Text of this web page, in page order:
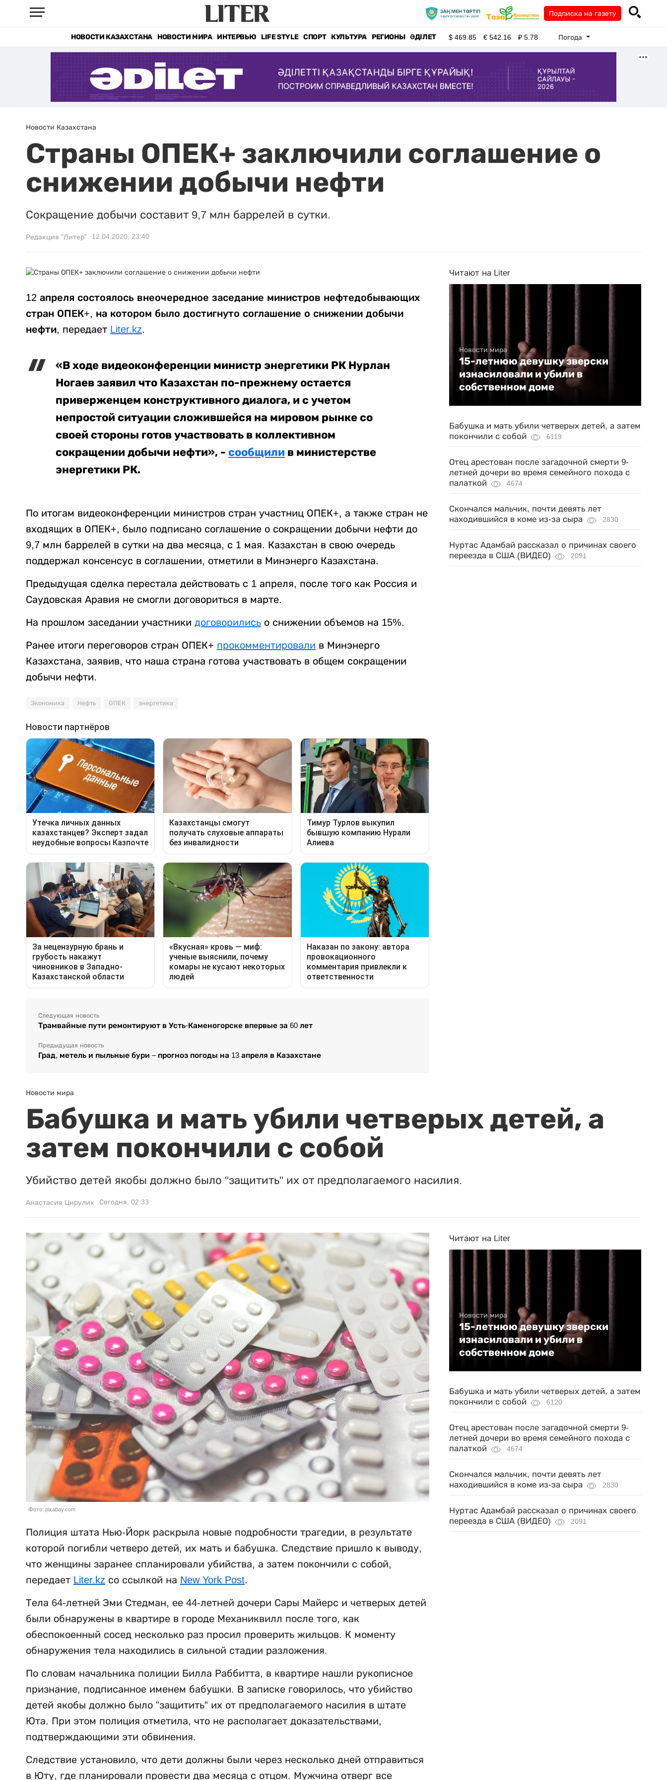
Подписка на газету
НОВОСТИ КАЗАХСТАНА НОВОСТИ МИРА ИНТЕРВЬЮ LIFE STYLE СПОРТ КУЛЬТУРА РЕГИОНЫ ӘДІЛЕТ $469.85 €542.16 ₽5.78 Погода
Новости Казахстана
Страны ОПЕК+ заключили соглашение о
снижении добычи нефти
Сокращение добычи составит 9,7 млн баррелей в сутки.
Редакция "Литер" 12.04.2020, 23:40
12 апреля состоялось внеочередное заседание министров нефтедобывающих
стран ОПЕК+, на котором было достигнуто соглашение о снижении добычи
нефти, передает Liter.kz.
«В ходе видеоконференции министр энергетики РК Нурлан
Ногаев заявил что Казахстан по-прежнему остается
приверженцем конструктивного диалога, и с учетом
непростой ситуации сложившейся на мировом рынке со
своей стороны готов участвовать в коллективном
сокращении добычи нефти», - сообщили в министерстве
энергетики РК.
По итогам видеоконференции министров стран участниц ОПЕК+, а также стран не
входящих в ОПЕК+, было подписано соглашение о сокращении добычи нефти до
9,7 млн баррелей в сутки на два месяца, с 1 мая. Казахстан в свою очередь
поддержал консенсус в соглашении, отметили в Минэнерго Казахстана.
Предыдущая сделка перестала действовать с 1 апреля, после того как Россия и
Саудовская Аравия не смогли договориться в марте.
На прошлом заседании участники договорились о снижении объемов на 15%.
Ранее итоги переговоров стран ОПЕК+ прокомментировали в Минэнерго
Казахстана, заявив, что наша страна готова участвовать в общем сокращении
добычи нефти.
Экономика Нефть ОПЕК энергетика
Следующая новость
Трамвайные пути ремонтируют в Усть-Каменогорске впервые за 60 лет
Предыдущая новость
Град, метель и пыльные бури – прогноз погоды на 13 апреля в Казахстане
Читают на Liter
Новости мира
15-летнюю девушку зверски
изнасиловали и убили в
собственном доме
Бабушка и мать убили четверых детей, а затем
покончили с собой
6119
Отец арестован после загадочной смерти 9-
летней дочери во время семейного похода с
палаткой
4674
Скончался мальчик, почти девять лет
находившийся в коме из-за сыра
2830
Нуртас Адамбай рассказал о причинах своего
переезда в США (ВИДЕО)
2091
Новости мира
Бабушка и мать убили четверых детей, а
затем покончили с собой
Убийство детей якобы должно было "защитить" их от предполагаемого насилия.
Анастасия Цирулик Сегодня, 02:33
Фото: pixabay.com
Полиция штата Нью-Йорк раскрыла новые подробности трагедии, в результате
которой погибли четверо детей, их мать и бабушка. Следствие пришло к выводу,
что женщины заранее спланировали убийства, а затем покончили с собой,
передает Liter.kz со ссылкой на New York Post.
Тела 64-летней Эми Стедман, ее 44-летней дочери Сары Майерс и четверых детей
были обнаружены в квартире в городе Механиквилл после того, как
обеспокоенный сосед несколько раз просил проверить жильцов. К моменту
обнаружения тела находились в сильной стадии разложения.
По словам начальника полиции Билла Раббитта, в квартире нашли рукописное
признание, подписанное именем бабушки. В записке говорилось, что убийство
детей якобы должно было "защитить” их от предполагаемого насилия в штате
Юта. При этом полиция отметила, что не располагает доказательствами,
подтверждающими эти обвинения.
Следствие установило, что дети должны были через несколько дней отправиться
в Юту, где планировали провести два месяца с отцом. Мужчина отверг все
Читают на Liter
Новости мира
15-летнюю девушку зверски
изнасиловали и убили в
собственном доме
Бабушка и мать убили четверых детей, а затем
покончили с собой
6120
Отец арестован после загадочной смерти 9-
летней дочери во время семейного похода с
палаткой
4674
Скончался мальчик, почти девять лет
находившийся в коме из-за сыра
2830
Нуртас Адамбай рассказал о причинах своего
переезда в США (ВИДЕО)
2091